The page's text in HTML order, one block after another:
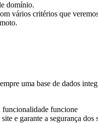
domínio.
vários critérios que
uma base de dados
funcionalidade funcione
e garante a segurança dos